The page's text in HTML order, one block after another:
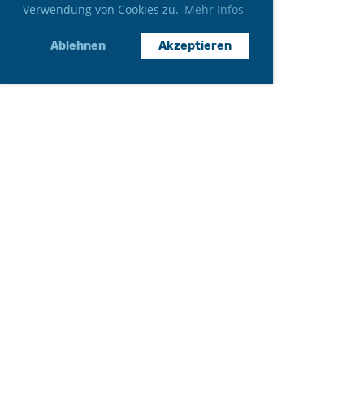
Verwendung von Cookies zu. Mehr Infos
Ablehnen Akzeptieren